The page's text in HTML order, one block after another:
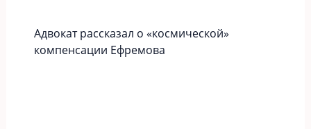
Адвокат рассказал о «космической»
компенсации Ефремова